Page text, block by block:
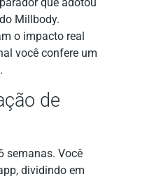
do Millbody.
o impacto real
você confere um
de
semanas. Você
dividindo em